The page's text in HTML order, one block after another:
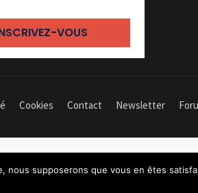
Cookies Contact Newsletter
nous supposerons que vous en êtes